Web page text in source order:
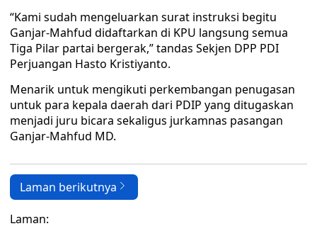
“Kami sudah mengeluarkan surat instruksi begitu
Ganjar-Mahfud didaftarkan di KPU langsung semua
Tiga Pilar partai bergerak,” tandas Sekjen DPP PDI
Perjuangan Hasto Kristiyanto.
Menarik untuk mengikuti perkembangan penugasan
untuk para kepala daerah dari PDIP yang ditugaskan
menjadi juru bicara sekaligus jurkamnas pasangan
Ganjar-Mahfud MD.
Laman berikutnya
Laman: